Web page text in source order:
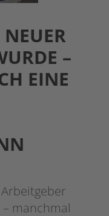
–
EINE
manchmal